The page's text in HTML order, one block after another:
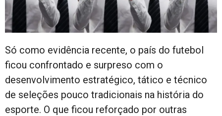
Só como evidência recente, o país do futebol
ficou confrontado e surpreso com o
desenvolvimento estratégico, tático e técnico
de seleções pouco tradicionais na história do
esporte. O que ficou reforçado por outras